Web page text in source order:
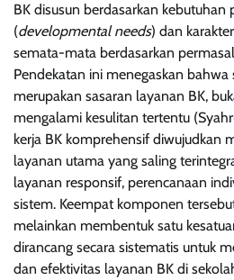
BK disusun berdasarkan kebutuhan
(developmental needs) dan
semata-mata berdasarkan
Pendekatan ini menegaskan bahwa
merupakan sasaran layanan BK,
mengalami kesulitan tertentu
kerja BK komprehensif diwujudkan
layanan utama yang saling
layanan responsif, perencanaan
sistem. Keempat komponen
melainkan membentuk satu
dirancang secara sistematis untuk
dan efektivitas layanan BK di